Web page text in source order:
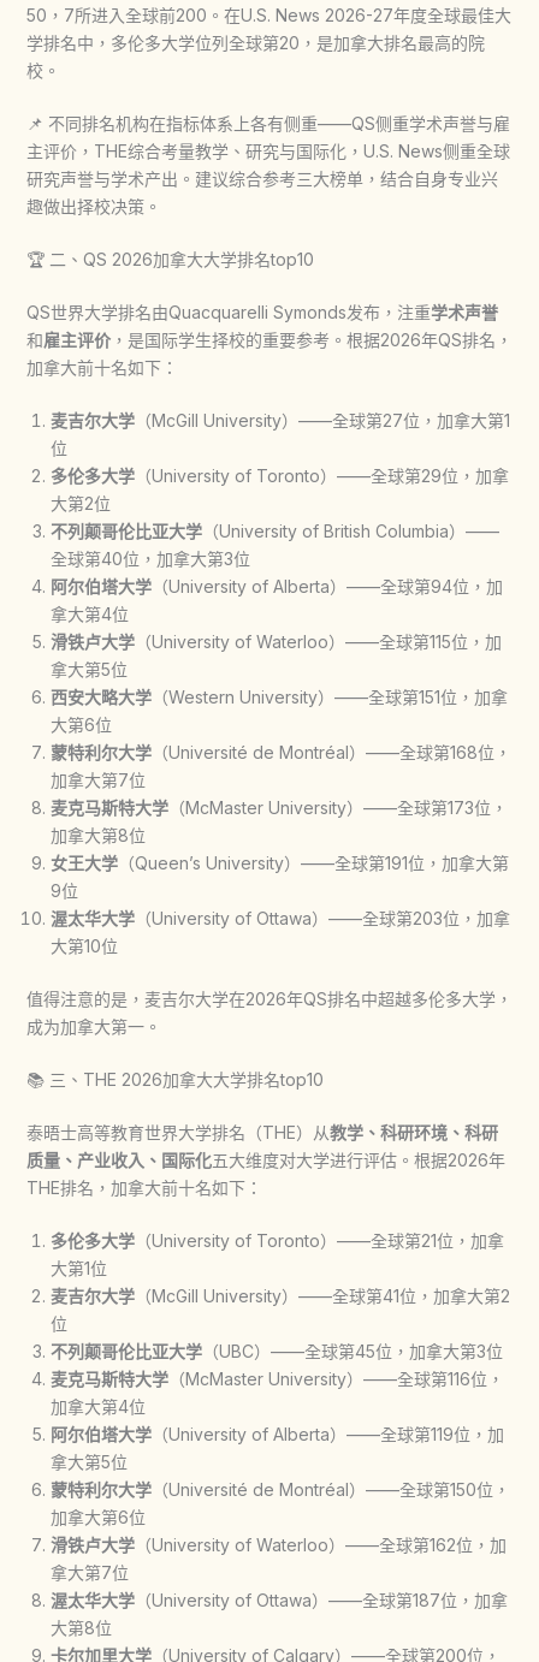
50，7所进入全球前200。在U.S. News 2026-27年度全球最佳大
学排名中，多伦多大学位列全球第20，是加拿大排名最高的院
校。
📌 不同排名机构在指标体系上各有侧重——QS侧重学术声誉与雇
主评价，THE综合考量教学、研究与国际化，U.S. News侧重全球
研究声誉与学术产出。建议综合参考三大榜单，结合自身专业兴
趣做出择校决策。
🏆 二、QS 2026加拿大大学排名top10
QS世界大学排名由Quacquarelli Symonds发布，注重学术声誉
和雇主评价，是国际学生择校的重要参考。根据2026年QS排名，
加拿大前十名如下：
麦吉尔大学（McGill University）——全球第27位，加拿大第1
位
多伦多大学（University of Toronto）——全球第29位，加拿
大第2位
不列颠哥伦比亚大学（University of British Columbia）——
全球第40位，加拿大第3位
阿尔伯塔大学（University of Alberta）——全球第94位，加
拿大第4位
滑铁卢大学（University of Waterloo）——全球第115位，加
拿大第5位
西安大略大学（Western University）——全球第151位，加拿
大第6位
蒙特利尔大学（Université de Montréal）——全球第168位，
加拿大第7位
麦克马斯特大学（McMaster University）——全球第173位，
加拿大第8位
女王大学（Queen’s University）——全球第191位，加拿大第
9位
渥太华大学（University of Ottawa）——全球第203位，加拿
大第10位
值得注意的是，麦吉尔大学在2026年QS排名中超越多伦多大学，
成为加拿大第一。
📚 三、THE 2026加拿大大学排名top10
泰晤士高等教育世界大学排名（THE）从教学、科研环境、科研
质量、产业收入、国际化五大维度对大学进行评估。根据2026年
THE排名，加拿大前十名如下：
多伦多大学（University of Toronto）——全球第21位，加拿
大第1位
麦吉尔大学（McGill University）——全球第41位，加拿大第2
位
不列颠哥伦比亚大学（UBC）——全球第45位，加拿大第3位
麦克马斯特大学（McMaster University）——全球第116位，
加拿大第4位
阿尔伯塔大学（University of Alberta）——全球第119位，加
拿大第5位
蒙特利尔大学（Université de Montréal）——全球第150位，
加拿大第6位
滑铁卢大学（University of Waterloo）——全球第162位，加
拿大第7位
渥太华大学（University of Ottawa）——全球第187位，加拿
大第8位
卡尔加里大学（University of Calgary）——全球第200位，